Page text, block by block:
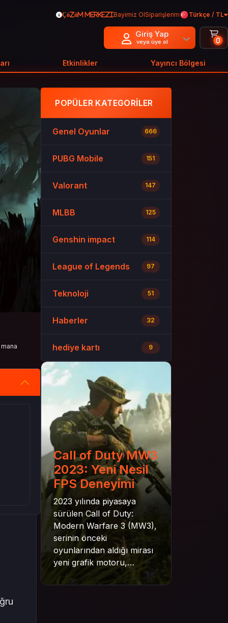
Çözüm MerkeziBayimiz OlSiparişlerim Türkçe / TL
Giriş Yap
veya üye ol 0
Etkinlikler Yayıncı Bölgesi
POPÜLER KATEGORILER
Genel Oyunlar 666
PUBG Mobile 151
Valorant 147
MLBB 125
Genshin impact 114
League of Legends 97
Teknoloji 51
Haberler 32
hediye kartı 9
Call of Duty MW3
2023: Yeni Nesil
FPS Deneyimi
2023 yılında piyasaya
sürülen Call of Duty:
Modern Warfare 3 (MW3),
serinin önceki
oyunlarından aldığı mirası
yeni grafik motoru,
mekanik gelişimler ve daha
derin senaryo yapısıyla